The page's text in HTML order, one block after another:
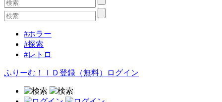
#ホラー
#探索
#レトロ
ふりーむ！ＩＤ登録（無料） ログイン